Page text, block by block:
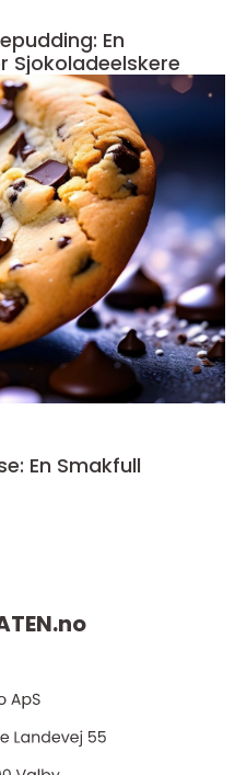
En
Sjokoladeelskere
En Smakfull
no